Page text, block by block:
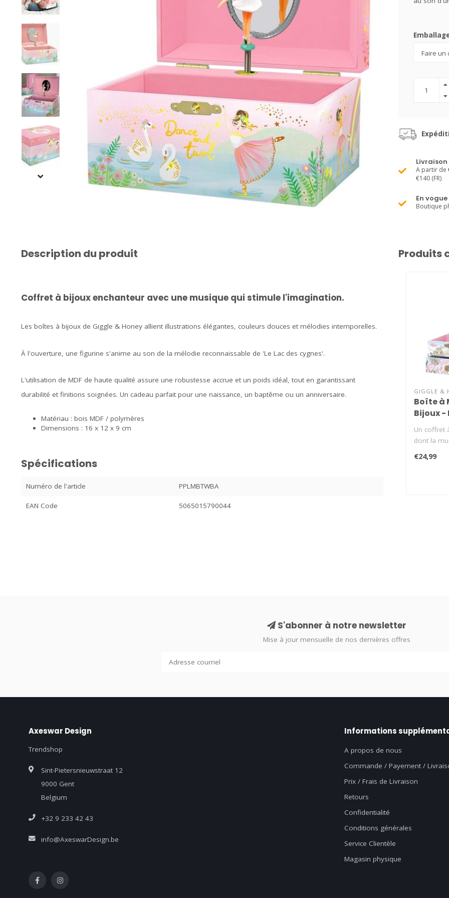
A partir de
€140 (FR)
En
Boutique
Description du produit
Coffret à bijoux enchanteur avec une musique qui stimule l'imagination.
Les boîtes à bijoux de Giggle & Honey allient illustrations élégantes, couleurs douces et mélodies intemporelles.
À l'ouverture, une figurine s'anime au son de la mélodie reconnaissable de 'Le Lac des cygnes'.
L'utilisation de MDF de haute qualité assure une robustesse accrue et un poids idéal, tout en garantissant
durabilité et finitions soignées. Un cadeau parfait pour une naissance, un baptême ou un anniversaire.
Matériau : bois MDF / polymères
Dimensions : 16 x 12 x 9 cm
Spécifications
Numéro de l'article PPLMBTWBA
EAN Code 5065015790044
Produits
GIGGLE &
Boîte à
Bijoux -
Conte
Un coffret
dont la
€24,99
S'abonner à notre newsletter
Mise à jour mensuelle de nos dernières offres
Axeswar Design
Trendshop
Sint-Pietersnieuwstraat 12
9000 Gent
Belgium
+32 9 233 42 43
info@AxeswarDesign.be
Informations
A propos de nous
Commande / Payement /
Prix / Frais de Livraison
Retours
Confidentialité
Conditions générales
Service Clientèle
Magasin physique